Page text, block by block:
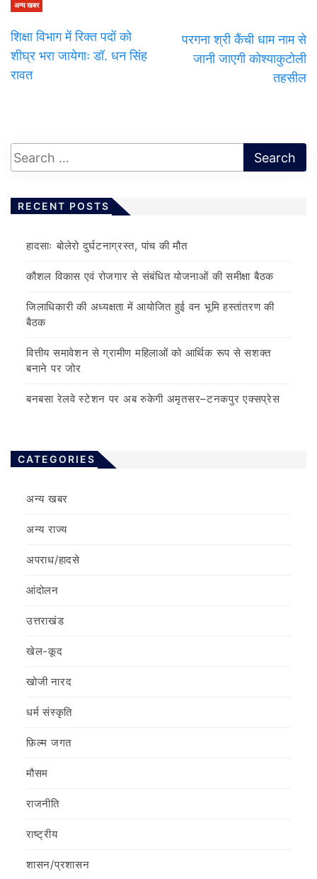
अन्य खबर
शिक्षा विभाग में रिक्त पदों को
शीघ्र भरा जायेगाः डॉ. धन सिंह
रावत
परगना श्री कैंची धाम नाम से
जानी जाएगी कोश्याकुटोली
तहसील
RECENT POSTS
हादसाः बोलेरो दुर्घटनाग्रस्त, पांच की मौत
कौशल विकास एवं रोजगार से संबंधित योजनाओं की समीक्षा बैठक
जिलाधिकारी की अध्यक्षता में आयोजित हुई वन भूमि हस्तांतरण की
बैठक
वित्तीय समावेशन से ग्रामीण महिलाओं को आर्थिक रूप से सशक्त
बनाने पर जोर
बनबसा रेलवे स्टेशन पर अब रुकेगी अमृतसर–टनकपुर एक्सप्रेस
CATEGORIES
अन्य खबर
अन्य राज्य
अपराध/हादसे
आंदोलन
उत्तराखंड
खेल-कूद
खोजी नारद
धर्म संस्कृति
फ़िल्‍म जगत
मौसम
राजनीति
राष्ट्रीय
शासन/प्रशासन